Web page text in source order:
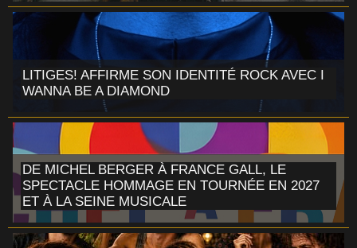
LITIGES! AFFIRME SON IDENTITÉ ROCK AVEC I
WANNA BE A DIAMOND
DE MICHEL BERGER À FRANCE GALL, LE
SPECTACLE HOMMAGE EN TOURNÉE EN 2027
ET À LA SEINE MUSICALE